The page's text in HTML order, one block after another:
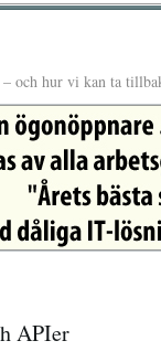
– och hur vi kan ta
APIer